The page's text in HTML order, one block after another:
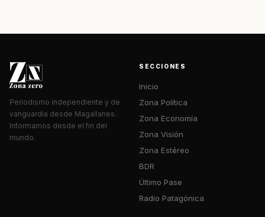
Periodismo independiente y de
vanguardia desde Magallanes.
Informamos desde el fin del
mundo.
SECCIONES
Inicio
Zona Política
Zona Economía
Zona Visión
Zona Estéreo
BDR
Último Pase
Radio Patagónica